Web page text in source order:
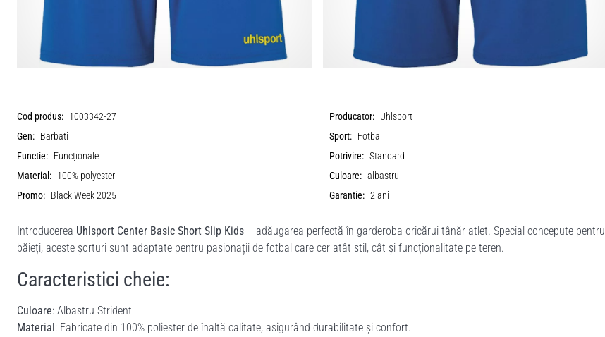
Cod produs: 1003342-27 Producator: Uhlsport
Gen: Barbati Sport: Fotbal
Functie: Funcționale Potrivire: Standard
Material: 100% polyester Culoare: albastru
Promo: Black Week 2025 Garantie: 2 ani
Introducerea Uhlsport Center Basic Short Slip Kids – adăugarea perfectă în garderoba oricărui tânăr atlet. Special concepute pentru
băieți, aceste șorturi sunt adaptate pentru pasionații de fotbal care cer atât stil, cât și funcționalitate pe teren.
Caracteristici cheie:
Culoare: Albastru Strident
Material: Fabricate din 100% poliester de înaltă calitate, asigurând durabilitate și confort.